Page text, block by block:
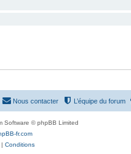
L’équipe du forum
Nous contacter
Software © phpBB Limited
fr.com
| Conditions